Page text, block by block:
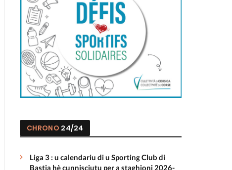
CHRONO 24/24
Liga 3 : u calendariu di u Sporting Club di
Bastia hè cunnisciutu per a staghjoni 2026-